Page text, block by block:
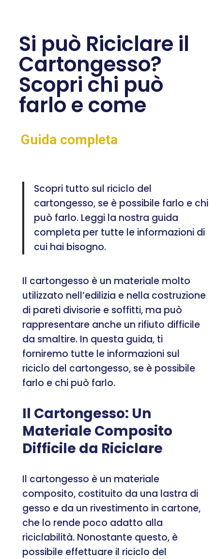
Si può Riciclare il
Cartongesso?
Scopri chi può
farlo e come
Guida completa
Scopri tutto sul riciclo del
cartongesso, se è possibile farlo e chi
può farlo. Leggi la nostra guida
completa per tutte le informazioni di
cui hai bisogno.
Il cartongesso è un materiale molto
utilizzato nell’edilizia e nella costruzione
di pareti divisorie e soffitti, ma può
rappresentare anche un rifiuto difficile
da smaltire. In questa guida, ti
forniremo tutte le informazioni sul
riciclo del cartongesso, se è possibile
farlo e chi può farlo.
Il Cartongesso: Un
Materiale Composito
Difficile da Riciclare
Il cartongesso è un materiale
composito, costituito da una lastra di
gesso e da un rivestimento in cartone,
che lo rende poco adatto alla
riciclabilità. Nonostante questo, è
possibile effettuare il riciclo del